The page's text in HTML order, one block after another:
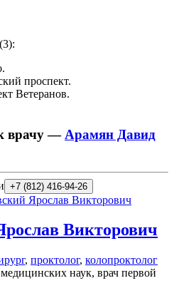
3):
.
проспект.
Ветеранов.
врачу — Арамян Давид
+7 (812) 416-94-26
Викторович
, проктолог, колопроктолог
наук, врач первой